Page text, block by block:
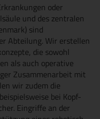
oder
und des zentralen
sind
Abteilung. Wir erstellen
die sowohl
als auch operative
Zusammenarbeit mit
wir zudem die
bei Kopf-
Eingriffe an der